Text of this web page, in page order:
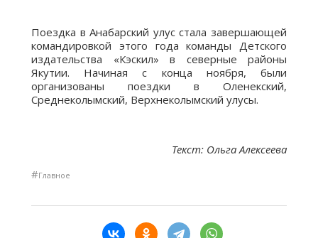
Поездка в Анабарский улус стала завершающей
командировкой этого года команды Детского
издательства «Кэскил» в северные районы
Якутии. Начиная с конца ноября, были
организованы поездки в Оленекский,
Среднеколымский, Верхнеколымский улусы.
Текст: Ольга Алексеева
#Главное